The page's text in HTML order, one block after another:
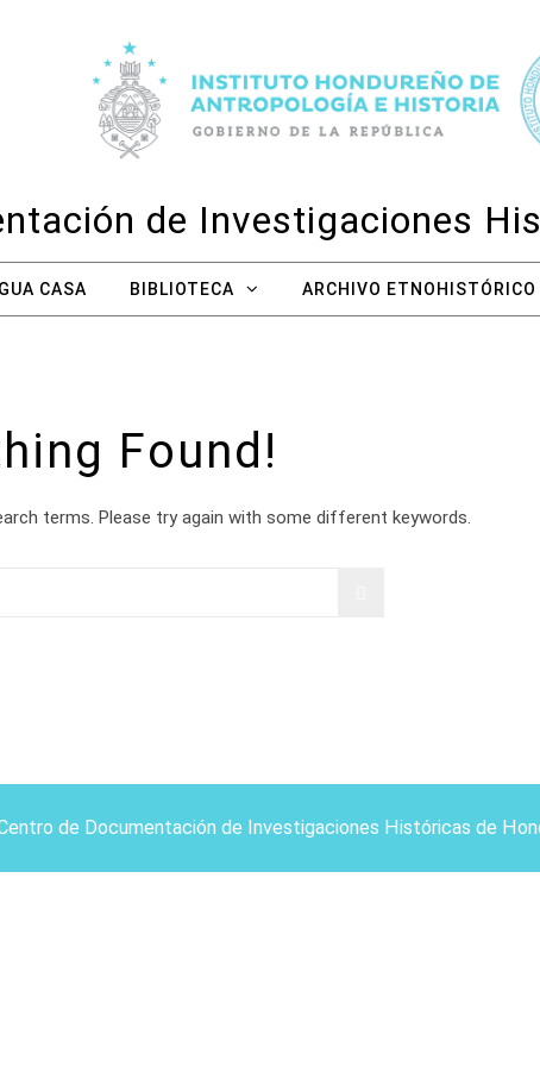
de Investigaciones
CASA BIBLIOTECA ARCHIVO ETNOHISTÓRICO
Found!
terms. Please try again with some different keywords.
de Documentación de Investigaciones Históricas de